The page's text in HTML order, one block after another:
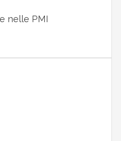
nelle PMI